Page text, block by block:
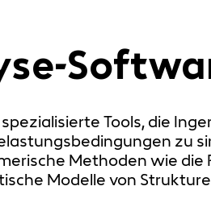
Tools, die
zu
Methoden wie die
Modelle von